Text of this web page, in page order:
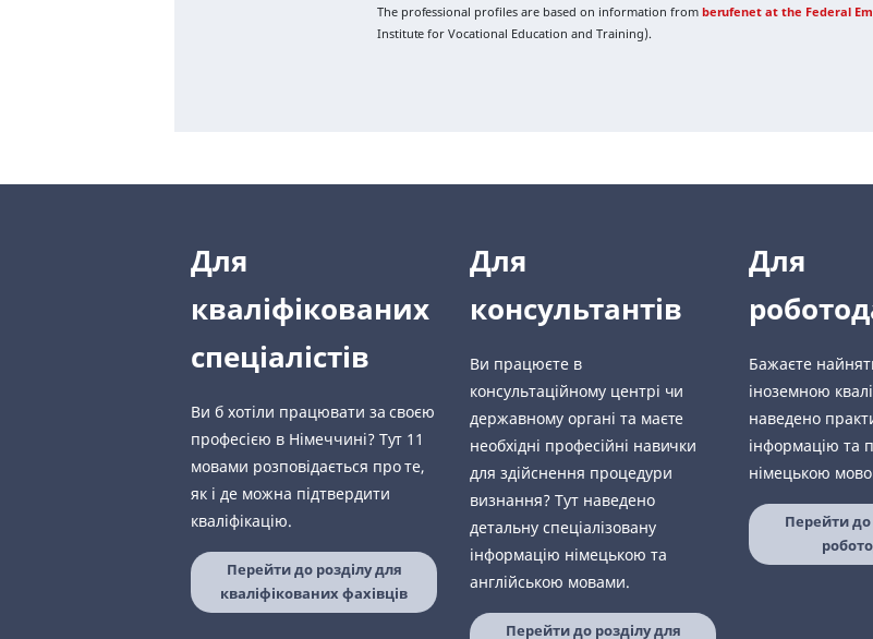
The professional profiles are based on information from berufenet at the Federal
Institute for Vocational Education and Training).
Для
кваліфікованих
спеціалістів
Ви б хотіли працювати за своєю
професією в Німеччині? Тут 11
мовами розповідається про те,
як і де можна підтвердити
кваліфікацію.
Перейти до розділу для
кваліфікованих фахівців
Для
консультантів
Ви працюєте в
консультаційному центрі чи
державному органі та маєте
необхідні професійні навички
для здійснення процедури
визнання? Тут наведено
детальну спеціалізовану
інформацію німецькою та
англійською мовами.
Перейти до розділу для
Для
Бажаєте
іноземною
наведено
інформацію та
німецькою
Перейти до